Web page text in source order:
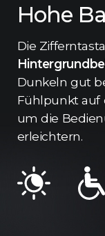
Hohe
Die
Dunkeln gut
Fühlpunkt auf
um die
erleichtern.